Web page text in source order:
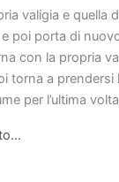
valigia e quella
poi porta di
con la propria
torna a prendersi
per l’ultima